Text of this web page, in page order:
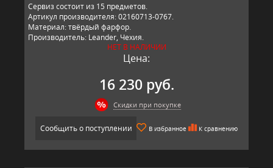
Сервиз состоит из 15 предметов.
Артикул производителя: 02160713-0767.
Материал: твёрдый фарфор.
Производитель: Leander, Чехия.
НЕТ В НАЛИЧИИ
Цена:
16 230 руб.
Скидки при покупке
Сообщить о поступлении В избранное К сравнению